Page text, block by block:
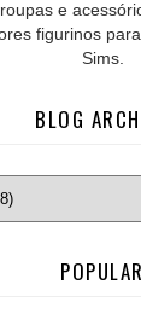
e
figurinos
Sims.
BLOG
POPULAR